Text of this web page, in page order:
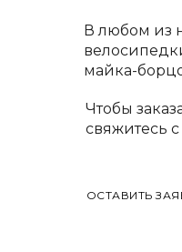
Чтобы
свяжитесь
В любом из
майка-
ОСТАВИТЬ